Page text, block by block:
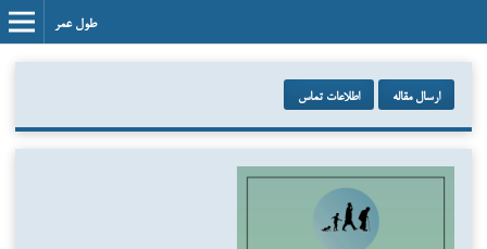
طول عمر
ارسال مقاله اطلاعات تماس